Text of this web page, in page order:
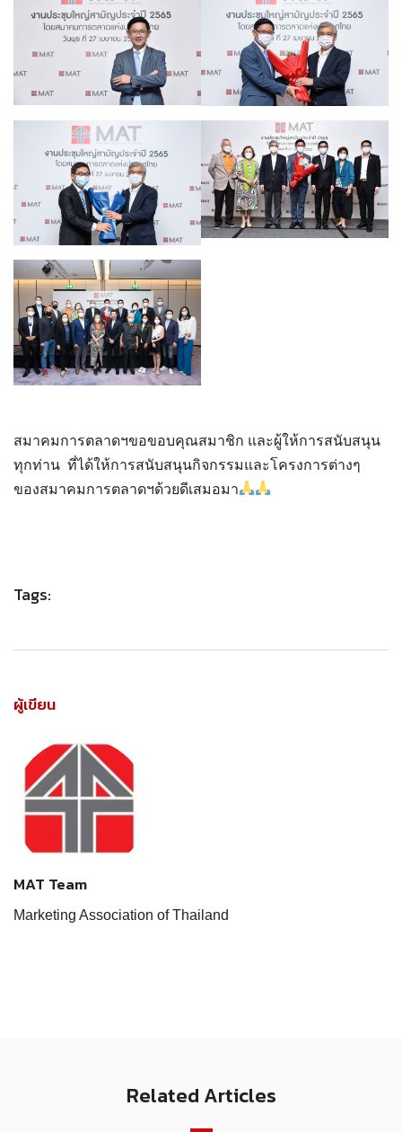
สมาคมการตลาดฯขอขอบคุณสมาชิก และผู้ให้การสนับสนุน
ทุกท่าน ที่ได้ให้การสนับสนุนกิจกรรมและโครงการต่างๆ
ของสมาคมการตลาดฯด้วยดีเสมอมา
Tags:
ผู้เขียน
MAT Team
Marketing Association of Thailand
Related Articles